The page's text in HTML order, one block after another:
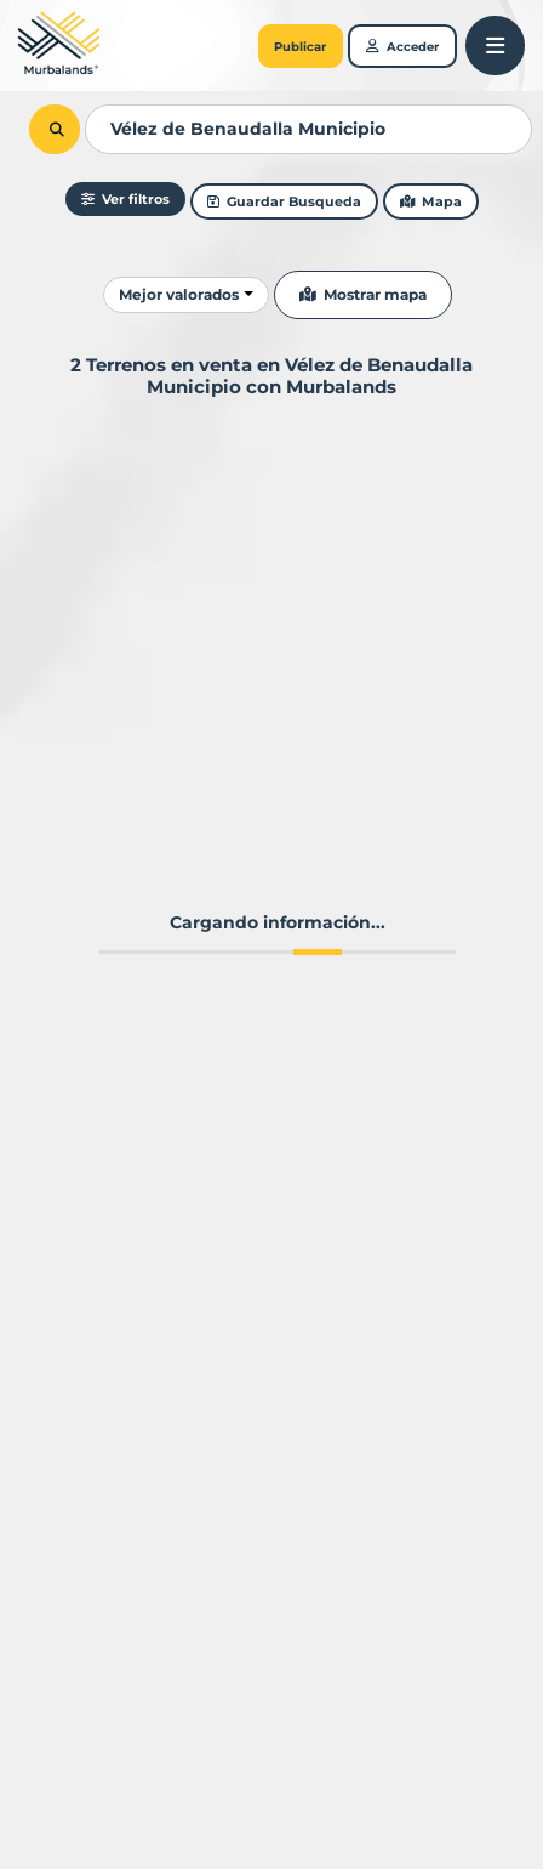
Publicar Acceder
Ver filtros Guardar Busqueda Mapa
Ordenar resultados
Mejor valorados Mostrar mapa
2 Terrenos en venta en Vélez de Benaudalla
Municipio con Murbalands
Cargando información...